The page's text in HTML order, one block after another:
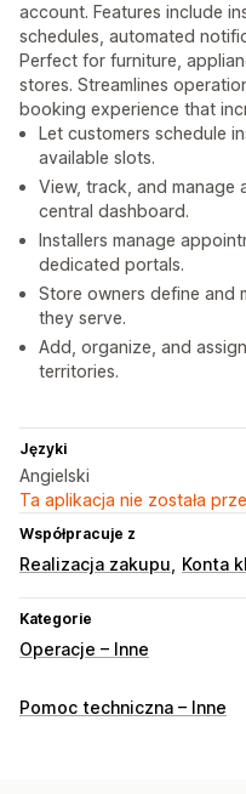
account. Features include
schedules, automated
Perfect for furniture,
stores. Streamlines
booking experience that
Let customers schedule
available slots.
View, track, and manage
central dashboard.
Installers manage
dedicated portals.
Store owners define and
they serve.
Add, organize, and
territories.
Języki
Angielski
Ta aplikacja nie została
Współpracuje z
Realizacja zakupu Konta
Kategorie
Operacje – Inne
Pomoc techniczna – Inne